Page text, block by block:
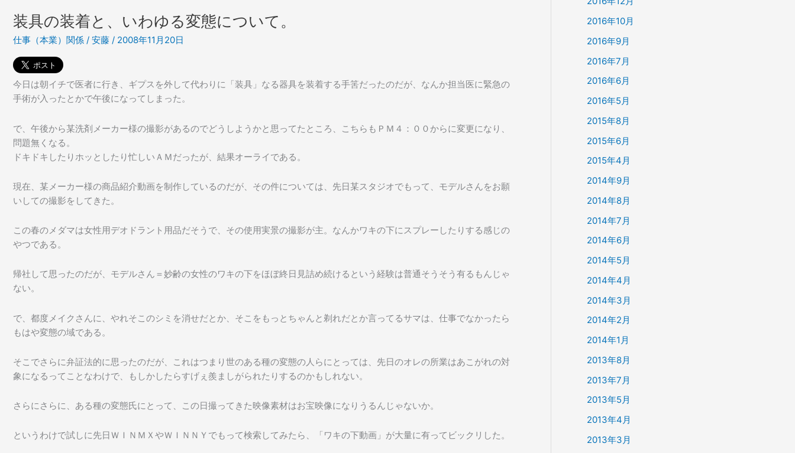
携
わ
り
方
な
ど。
へ
の
携
わ
り
方
な
装具の装着と、いわゆる変態について。
仕事（本業）関係 / 安藤 / 2008年11月20日
今日は朝イチで医者に行き、ギプスを外して代わりに「装具」なる器具を装着する手筈だったのだが、なんか担当医に緊急の
手術が入ったとかで午後になってしまった。
で、午後から某洗剤メーカー様の撮影があるのでどうしようかと思ってたところ、こちらもＰＭ４：００からに変更になり、
問題無くなる。
ドキドキしたりホッとしたり忙しいＡＭだったが、結果オーライである。
現在、某メーカー様の商品紹介動画を制作しているのだが、その件については、先日某スタジオでもって、モデルさんをお願
いしての撮影をしてきた。
この春のメダマは女性用デオドラント用品だそうで、その使用実景の撮影が主。なんかワキの下にスプレーしたりする感じの
やつである。
帰社して思ったのだが、モデルさん＝妙齢の女性のワキの下をほぼ終日見詰め続けるという経験は普通そうそう有るもんじゃ
ない。
で、都度メイクさんに、やれそこのシミを消せだとか、そこをもっとちゃんと剃れだとか言ってるサマは、仕事でなかったら
もはや変態の域である。
そこでさらに弁証法的に思ったのだが、これはつまり世のある種の変態の人らにとっては、先日のオレの所業はあこがれの対
象になるってことなわけで、もしかしたらすげぇ羨ましがられたりするのかもしれない。
さらにさらに、ある種の変態氏にとって、この日撮ってきた映像素材はお宝映像になりうるんじゃないか。
というわけで試しに先日ＷＩＮＭＸやＷＩＮＮＹでもって検索してみたら、「ワキの下動画」が大量に有ってビックリした。
2016年10月
2016年9月
2016年7月
2016年6月
2016年5月
2015年8月
2015年6月
2015年4月
2014年9月
2014年8月
2014年7月
2014年6月
2014年5月
2014年4月
2014年3月
2014年2月
2014年1月
2013年8月
2013年7月
2013年5月
2013年4月
2013年3月